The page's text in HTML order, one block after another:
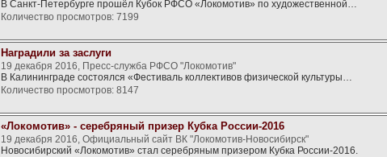
В Санкт-Петербурге прошёл Кубок РФСО «Локомотив» по художественной…
Количество просмотров: 7199
Наградили за заслуги
19 декабря 2016, Пресс-служба РФСО "Локомотив"
В Калининграде состоялся «Фестиваль коллективов физической культуры…
Количество просмотров: 8147
«Локомотив» - серебряный призер Кубка России-2016
19 декабря 2016, Официальный сайт ВК "Локомотив-Новосибирск"
Новосибирский «Локомотив» стал серебряным призером Кубка России-2016.